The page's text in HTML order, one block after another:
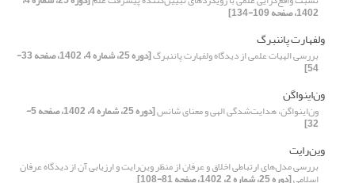
1402، صفحه 109-134]
ولفهارت پاننبرگ
بررسی الهیات علمی از دیدگاه ولفهارت پاننبرگ [دوره 25، شماره 4، 1402، صفحه 33-
54]
ون‌اینواگن
ون‌اینواگن، هدایت‌شدگی الهی و معنای شانس [دوره 25، شماره 4، 1402، صفحه 5-
32]
وین‌رایت
بررسی مدل‌های ارتباطی اخلاق و عرفان از منظر وین‌رایت و ارزیابی آن از دیدگاه عرفان